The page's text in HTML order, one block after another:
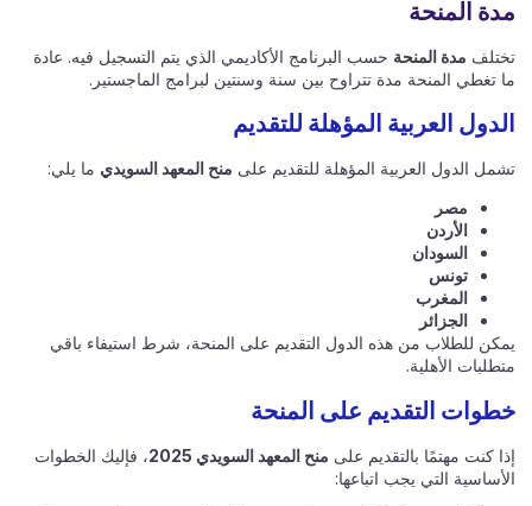
مدة المنحة
تختلف مدة المنحة حسب البرنامج الأكاديمي الذي يتم التسجيل فيه. عادة
ما تغطي المنحة مدة تتراوح بين سنة وسنتين لبرامج الماجستير.
الدول العربية المؤهلة للتقديم
تشمل الدول العربية المؤهلة للتقديم على منح المعهد السويدي ما يلي:
مصر
الأردن
السودان
تونس
المغرب
الجزائر
يمكن للطلاب من هذه الدول التقديم على المنحة، شرط استيفاء باقي
متطلبات الأهلية.
خطوات التقديم على المنحة
إذا كنت مهتمًا بالتقديم على منح المعهد السويدي 2025
، فإليك الخطوات
الأساسية التي يجب اتباعها: